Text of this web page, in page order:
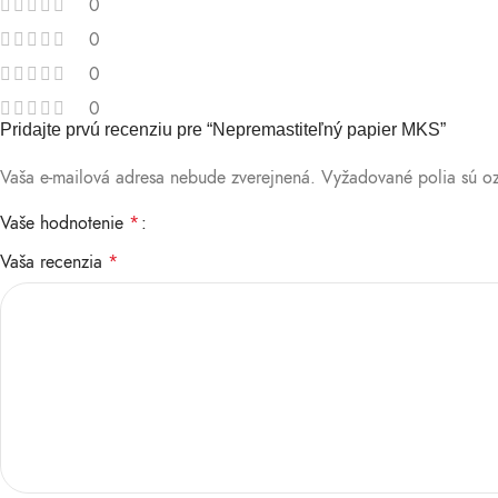
0
0
0
0
Pridajte prvú recenziu pre “Nepremastiteľný papier MKS”
Vaša e-mailová adresa nebude zverejnená. Vyžadované polia sú
Vaše hodnotenie *
Vaša recenzia *